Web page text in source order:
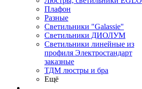
Плафон
Разные
Светильники "Galassie"
Светильники ДИОЛУМ
Светильники линейные из
профиля Электростандарт
заказные
ТДМ люстры и бра
Ещё